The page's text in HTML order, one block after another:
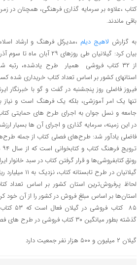
کتاب ،علاوه بر سرمایه گذاری فرهنگی، همچنان در
باقی ماندند.
به گزارش لاهیج دیلم ،مدیرکل فرهنگ و ارشاد
از ۳۲ کتاب فروشی همیار طرح یادشده،
استانهای کشور بر اساس تعداد کتاب خریداری شده
فیروز فاضلی روز پنجشنبه در گفت و گو با خبرنگار
تنها یک امر آموزشی، بلکه یک فرهنگ است و نیاز
جامعه و نسل جوان به اجرای طرح های حمایتی کتاب
در این زمینه، سرمایه گذاری و اجرای آن ها بسیار
فاضلی یادآور شد: طرح‌های فصلی کتاب از جمله
رونق کتابفروشی‌ها و قرار گرفتن کتاب در سبد خانوار
گیلانیان در طرح
لحاظ پرفروش‌ترین استان کشور بر اساس تعداد
استان‌ها بر اساس مبلغ فروش در کشور را از آن خود
۸۵ کتاب
گذشته بطور میانگین ۳۰ کتاب فروشی در طرح های فصلانه کتاب شرکت کردند.
گیلان ۲ میلیون و ۵۰۰ هزار نفر جمعیت دارد